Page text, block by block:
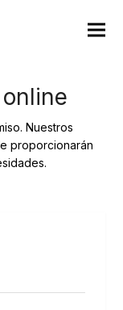
Nuestros
proporcionarán